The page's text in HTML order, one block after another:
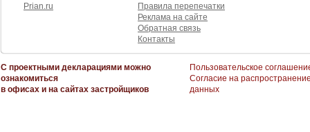
Prian.ru
Правила перепечатки
Реклама на сайте
Обратная связь
Контакты
С проектными декларациями можно
ознакомиться
в офисах и на сайтах застройщиков
Пользовательское
Согласие на
данных